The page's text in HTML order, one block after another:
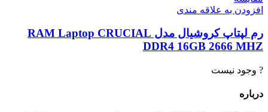
افزودن به علاقه مندی
رم لپتاپ کروشیال مدل RAM Laptop CRUCIAL
DDR4 16GB 2666 MHZ
? وجود نیست
درباره